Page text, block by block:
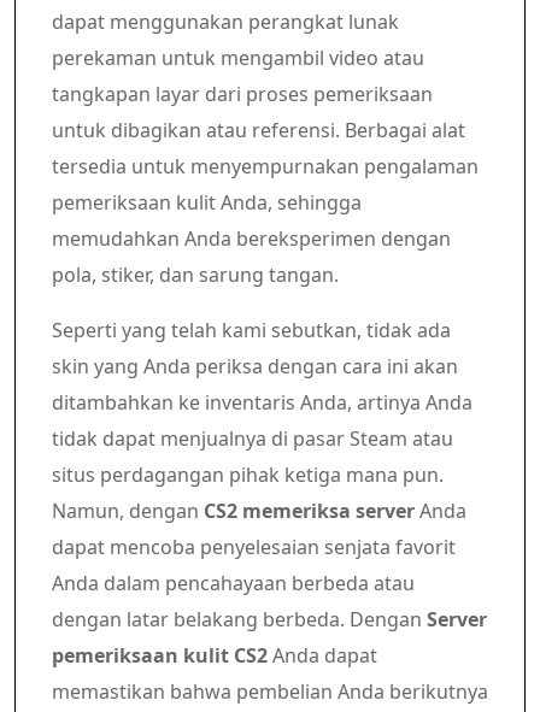
dapat menggunakan perangkat lunak
perekaman untuk mengambil video atau
tangkapan layar dari proses pemeriksaan
untuk dibagikan atau referensi. Berbagai alat
tersedia untuk menyempurnakan pengalaman
pemeriksaan kulit Anda, sehingga
memudahkan Anda bereksperimen dengan
pola, stiker, dan sarung tangan.
Seperti yang telah kami sebutkan, tidak ada
skin yang Anda periksa dengan cara ini akan
ditambahkan ke inventaris Anda, artinya Anda
tidak dapat menjualnya di pasar Steam atau
situs perdagangan pihak ketiga mana pun.
Namun, dengan CS2 memeriksa serverAnda
dapat mencoba penyelesaian senjata favorit
Anda dalam pencahayaan berbeda atau
dengan latar belakang berbeda. Dengan Server
pemeriksaan kulit CS2Anda dapat
memastikan bahwa pembelian Anda berikutnya